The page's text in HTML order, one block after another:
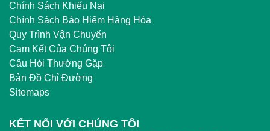
Chính Sách Khiếu Nại
Chính Sách Bảo Hiểm Hàng Hóa
Quy Trình Vận Chuyển
Cam Kết Của Chúng Tôi
Câu Hỏi Thường Gặp
Bản Đồ Chỉ Đường
Sitemaps
KẾT NỐI VỚI CHÚNG TÔI